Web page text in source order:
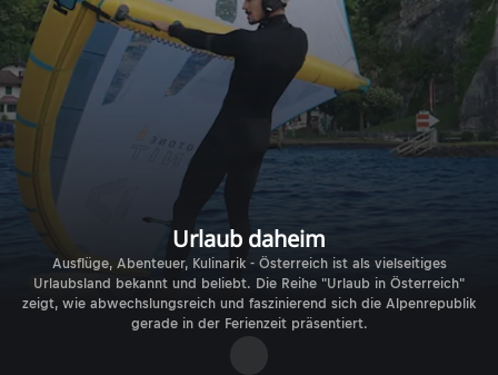
Urlaub daheim
Ausflüge, Abenteuer, Kulinarik - Österreich ist als vielseitiges
Urlaubsland bekannt und beliebt. Die Reihe "Urlaub in Österreich"
zeigt, wie abwechslungsreich und faszinierend sich die Alpenrepublik
gerade in der Ferienzeit präsentiert.